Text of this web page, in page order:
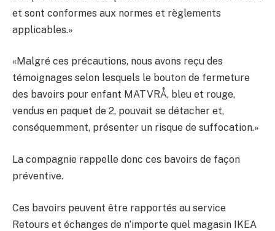
et sont conformes aux normes et règlements
applicables.»
«Malgré ces précautions, nous avons reçu des
témoignages selon lesquels le bouton de fermeture
des bavoirs pour enfant MATVRÅ, bleu et rouge,
vendus en paquet de 2, pouvait se détacher et,
conséquemment, présenter un risque de suffocation.»
La compagnie rappelle donc ces bavoirs de façon
préventive.
Ces bavoirs peuvent être rapportés au service
Retours et échanges de n’importe quel magasin IKEA